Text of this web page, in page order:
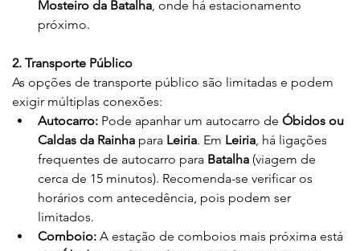
Mosteiro da Batalha, onde há estacionamento
próximo.
2. Transporte Público
As opções de transporte público são limitadas e podem
exigir múltiplas conexões:
Autocarro: Pode apanhar um autocarro de Óbidos ou
Caldas da Rainha para Leiria. Em Leiria, há ligações
frequentes de autocarro para Batalha (viagem de
cerca de 15 minutos). Recomenda-se verificar os
horários com antecedência, pois podem ser
limitados.
Comboio: A estação de comboios mais próxima está